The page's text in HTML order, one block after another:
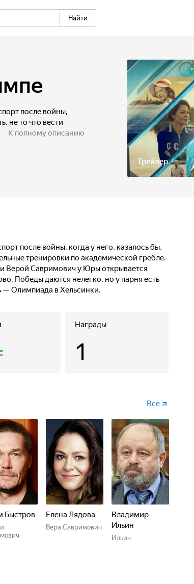
Найти
Трейлер
после войны,
не то что вести
гребле. Но после
талант и родная
К полному описанию
после войны, когда у него, казалось бы,
тренировки по академической гребле.
Верой Савримович у Юры открывается
Победы даются нелегко, но у парня есть
— Олимпиада в Хельсинки.
Награды
1
Все
Быстров Елена Лядова
Вера Савримович
Владимир
Ильин
Ильич